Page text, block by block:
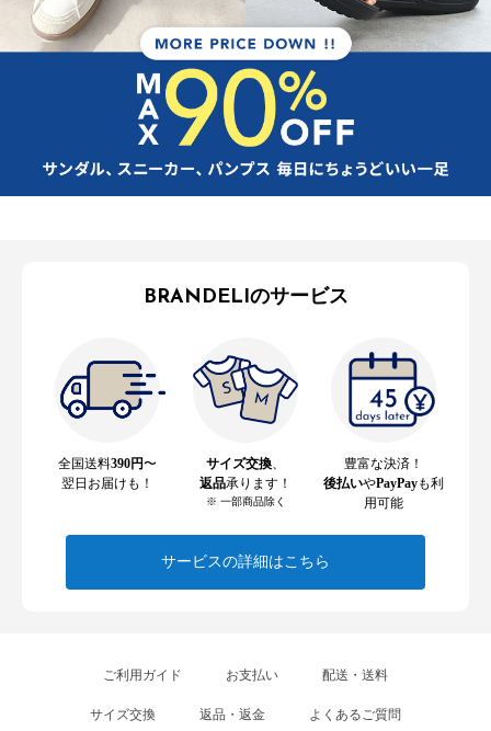
BRANDELIのサービス
全国送料390円〜
翌日お届けも！
サイズ交換
返品承ります！
※ 一部商品除く
豊富な決済！
後払いやPayPayも利
用可能
サービスの詳細はこちら
ご利用ガイド お支払い 配送・送料
サイズ交換 返品・返金 よくあるご質問